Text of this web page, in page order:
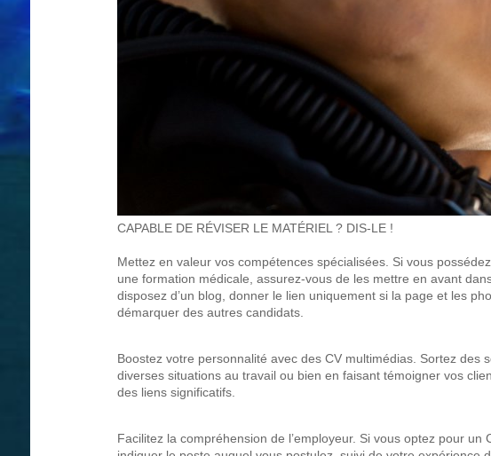
CAPABLE DE RÉVISER LE MATÉRIEL ? DIS-LE !
Mettez en valeur vos compétences spécialisées. Si vous
une formation médicale, assurez-vous de les mettre en avant
disposez d’un blog, donner le lien uniquement si la page et les
démarquer des autres candidats.
Boostez votre personnalité avec des CV multimédias. Sortez
diverses situations au travail ou bien en faisant témoigner vos
des liens significatifs.
Facilitez la compréhension de l’employeur. Si vous optez pour